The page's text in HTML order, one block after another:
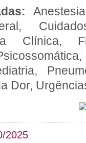
Clínica,
Dor,
2025